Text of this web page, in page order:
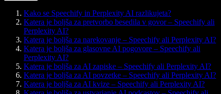
Kako se Speechify in Perplexity AI razlikujeta?
Katera je boljša za pretvorbo besedila v govor – Speechify ali
Perplexity AI?
Katera je boljša za narekovanje – Speechify ali Perplexity AI?
Katera je boljša za glasovne AI pogovore – Speechify ali
Perplexity AI?
Katera je boljša za AI zapiske – Speechify ali Perplexity AI?
Katera je boljša za AI povzetke – Speechify ali Perplexity AI?
Katera je boljša za AI kvize – Speechify ali Perplexity AI?